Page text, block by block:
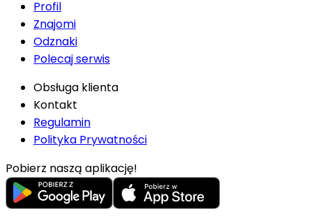
Profil
Znajomi
Odznaki
Polecaj serwis
Obsługa klienta
Kontakt
Regulamin
Polityka Prywatności
Pobierz naszą aplikację!